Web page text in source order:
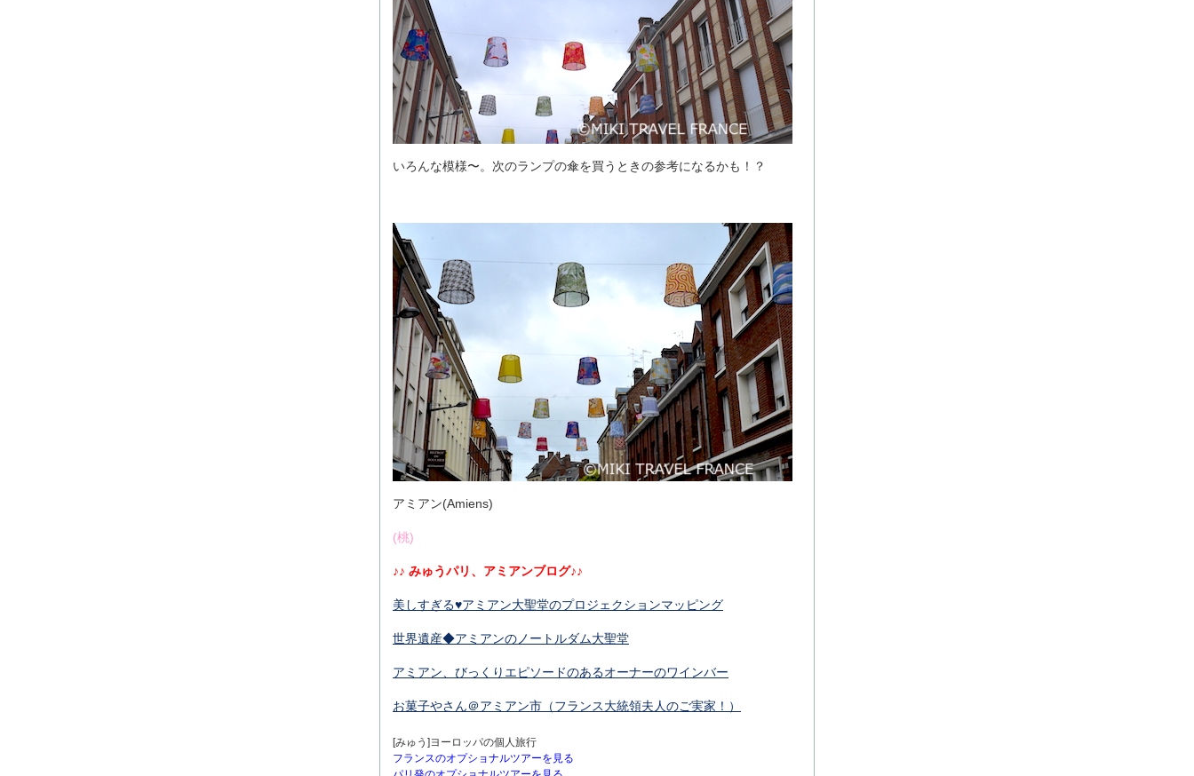
いろんな模様〜。次のランプの傘を買うときの参考になるかも！？
アミアン(Amiens)
(桃)
♪♪ みゅうパリ、アミアンブログ♪♪
美しすぎる♥アミアン大聖堂のプロジェクションマッピング
世界遺産◆アミアンのノートルダム大聖堂
アミアン、びっくりエピソードのあるオーナーのワインバー
お菓子やさん＠アミアン市（フランス大統領夫人のご実家！）
[みゅう]ヨーロッパの個人旅行
フランスのオプショナルツアーを見る